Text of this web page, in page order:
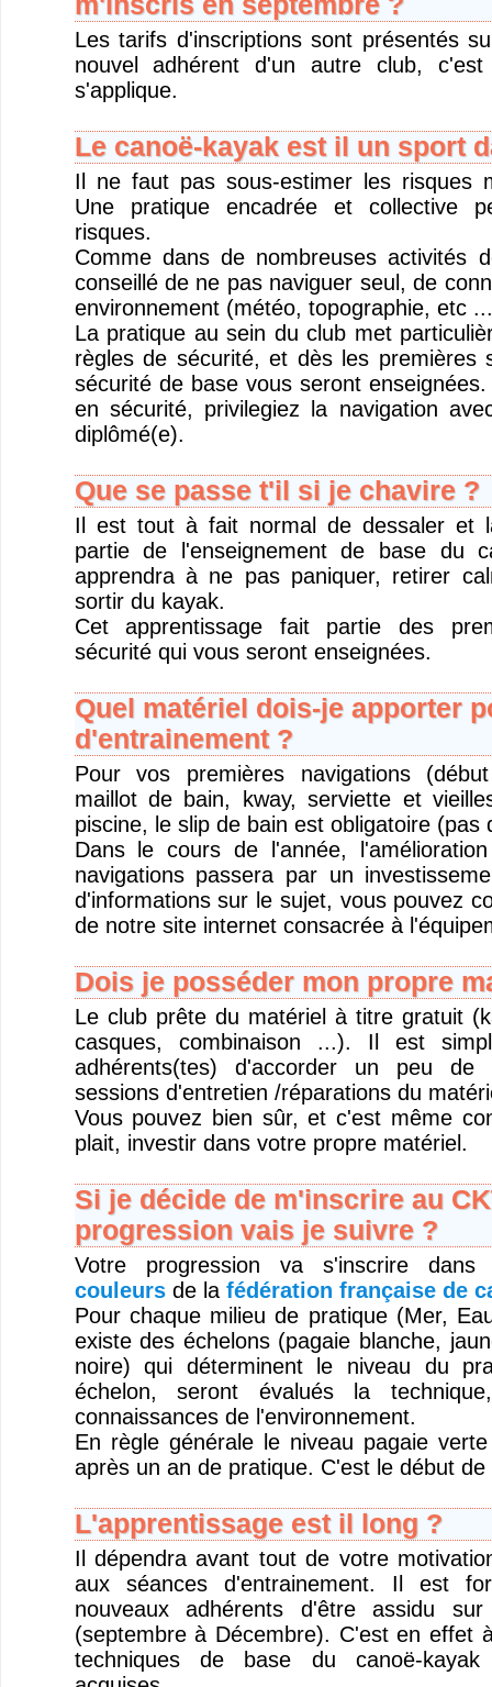
Les tarifs d'inscriptions sont présentés
nouvel adhérent d'un autre club,
s'applique.
Le canoë-kayak est il un sport
Il ne faut pas sous-estimer les risques
Une pratique encadrée et collective
risques.
Comme dans de nombreuses activités
conseillé de ne pas naviguer seul, de
environnement (météo, topographie, etc
La pratique au sein du club met
règles de sécurité, et dès les premières
sécurité de base vous seront
en sécurité, privilegiez la navigation
diplômé(e).
Que se passe t'il si je chavire ?
Il est tout à fait normal de dessaler et
partie de l'enseignement de base du
apprendra à ne pas paniquer, retirer
sortir du kayak.
Cet apprentissage fait partie des
sécurité qui vous seront enseignées.
Quel matériel dois-je apporter
d'entrainement ?
Pour vos premières navigations
maillot de bain, kway, serviette et
piscine, le slip de bain est obligatoire (pas
Dans le cours de l'année,
navigations passera par un
d'informations sur le sujet, vous pouvez
de notre site internet consacrée à
Dois je posséder mon propre
Le club prête du matériel à titre gratuit
casques, combinaison ...). Il est
adhérents(tes) d'accorder un peu
sessions d'entretien /réparations du
Vous pouvez bien sûr, et c'est même
plait, investir dans votre propre matériel.
Si je décide de m'inscrire au
progression vais je suivre ?
Votre progression va s'inscrire
couleursde la fédération française de
Pour chaque milieu de pratique (Mer,
existe des échelons (pagaie blanche,
noire) qui déterminent le niveau du
échelon, seront évalués la
connaissances de l'environnement.
En règle générale le niveau pagaie
après un an de pratique. C'est le début de
L'apprentissage est il long ?
Il dépendra avant tout de votre
aux séances d'entrainement. Il est
nouveaux adhérents d'être assidu
(septembre à Décembre). C'est en effet
techniques de base du canoë-